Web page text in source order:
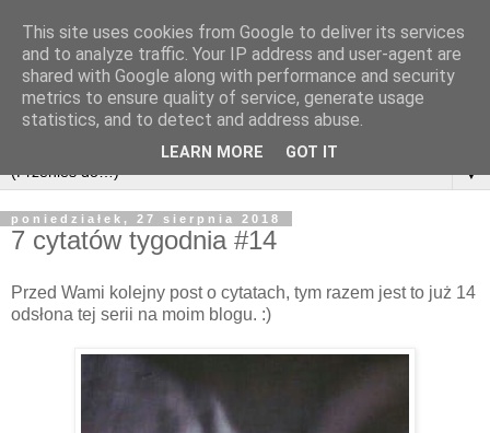
▼
poniedziałek, 27 sierpnia 2018
7 cytatów tygodnia #14
Przed Wami kolejny post o cytatach, tym razem jest to już 14
odsłona tej serii na moim blogu. :)
This site uses cookies from Google to deliver its services
and to analyze traffic. Your IP address and user-agent are
shared with Google along with performance and security
metrics to ensure quality of service, generate usage
statistics, and to detect and address abuse.
LEARN MORE GOT IT